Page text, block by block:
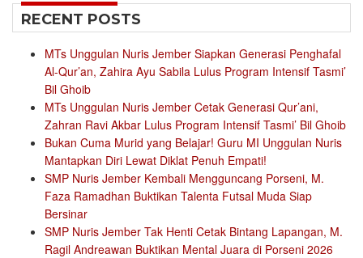
RECENT POSTS
MTs Unggulan Nuris Jember Siapkan Generasi Penghafal
Al-Qur’an, Zahira Ayu Sabila Lulus Program Intensif Tasmi’
Bil Ghoib
MTs Unggulan Nuris Jember Cetak Generasi Qur’ani,
Zahran Ravi Akbar Lulus Program Intensif Tasmi’ Bil Ghoib
Bukan Cuma Murid yang Belajar! Guru MI Unggulan Nuris
Mantapkan Diri Lewat Diklat Penuh Empati!
SMP Nuris Jember Kembali Mengguncang Porseni, M.
Faza Ramadhan Buktikan Talenta Futsal Muda Siap
Bersinar
SMP Nuris Jember Tak Henti Cetak Bintang Lapangan, M.
Ragil Andreawan Buktikan Mental Juara di Porseni 2026